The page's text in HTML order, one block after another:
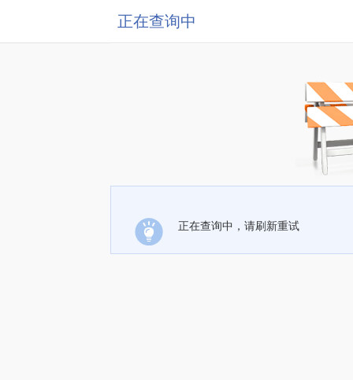
正在查询中
正在查询中，请刷新重试